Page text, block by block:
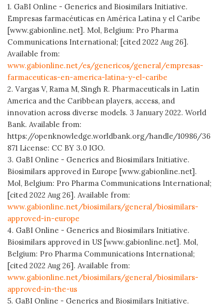
1. GaBI Online - Generics and Biosimilars Initiative.
Empresas farmacéuticas en América Latina y el Caribe
[www.gabionline.net]. Mol, Belgium: Pro Pharma
Communications International; [cited 2022 Aug 26].
Available from:
www.gabionline.net/es/genericos/general/empresas-
farmaceuticas-en-america-latina-y-el-caribe
2. Vargas V, Rama M, Singh R. Pharmaceuticals in Latin
America and the Caribbean players, access, and
innovation across diverse models. 3 January 2022. World
Bank. Available from:
https://openknowledge.worldbank.org/handle/10986/36
871 License: CC BY 3.0 IGO.
3. GaBI Online - Generics and Biosimilars Initiative.
Biosimilars approved in Europe [www.gabionline.net].
Mol, Belgium: Pro Pharma Communications International;
[cited 2022 Aug 26]. Available from:
www.gabionline.net/biosimilars/general/biosimilars-
approved-in-europe
4. GaBI Online - Generics and Biosimilars Initiative.
Biosimilars approved in US [www.gabionline.net]. Mol,
Belgium: Pro Pharma Communications International;
[cited 2022 Aug 26]. Available from:
www.gabionline.net/biosimilars/general/biosimilars-
approved-in-the-us
5. GaBI Online - Generics and Biosimilars Initiative.